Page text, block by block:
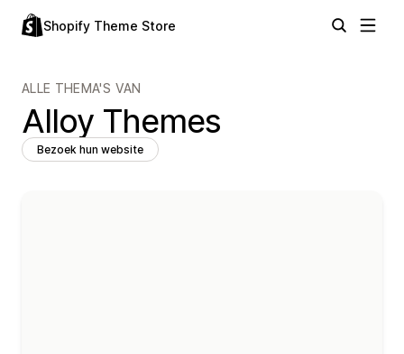
Shopify Theme Store
ALLE THEMA'S VAN
Alloy Themes
Bezoek hun website